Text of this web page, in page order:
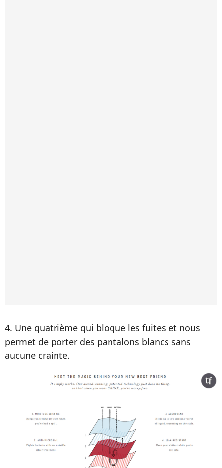
4. Une quatrième qui bloque les fuites et nous
permet de porter des pantalons blancs sans
aucune crainte.